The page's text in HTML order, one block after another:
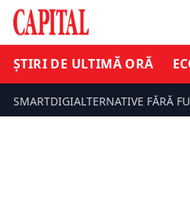
ȘTIRI DE ULTIMĂ ORĂ
SMARTDIGIALTERNATIVE FĂRĂ